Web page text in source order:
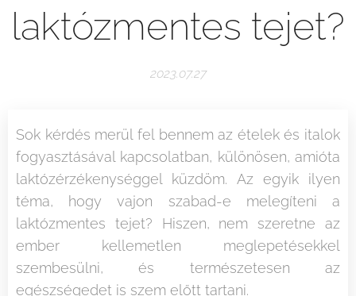
laktózmentes tejet?
2023.07.27
Sok kérdés merül fel bennem az ételek és italok
fogyasztásával kapcsolatban, különösen, amióta
laktózérzékenységgel küzdöm. Az egyik ilyen
téma, hogy vajon szabad-e melegíteni a
laktózmentes tejet? Hiszen, nem szeretne az
ember kellemetlen meglepetésekkel
szembesülni, és természetesen az
egészségedet is szem előtt tartani.